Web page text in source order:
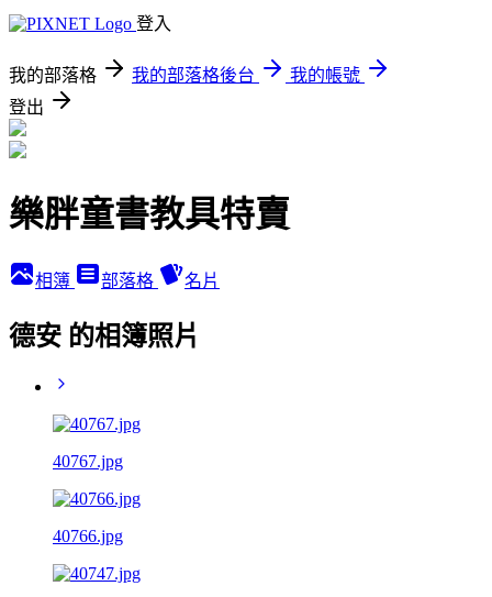
登入
我的部落格 我的部落格後台
我的帳號
登出
樂胖童書教具特賣
相簿 部落格 名片
德安 的相簿照片
40767.jpg
40766.jpg